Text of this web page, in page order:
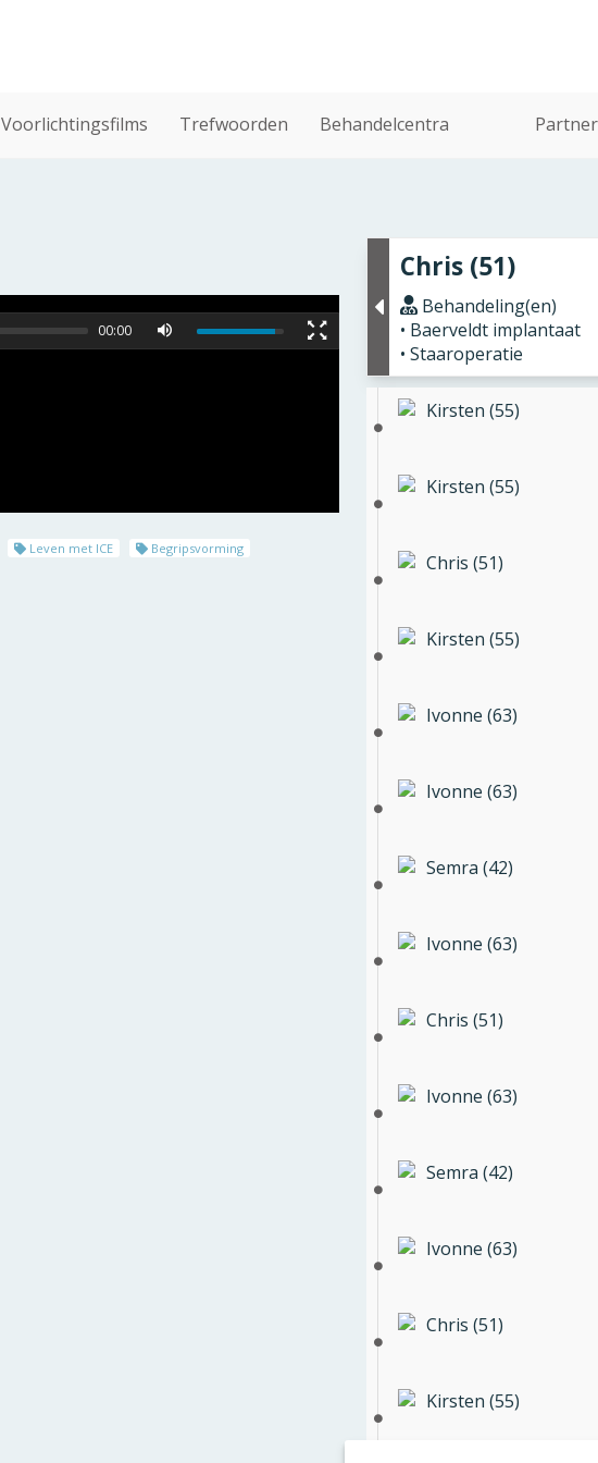
Voorlichtingsfilms Trefwoorden Behandelcentra
00:00
Leven met ICE
Begripsvorming
Chris (51)
Behandeling(en)
• Baerveldt implantaat
• Staaroperatie
Kirsten (55)
Kirsten (55)
Chris (51)
Kirsten (55)
Ivonne (63)
Ivonne (63)
Semra (42)
Ivonne (63)
Chris (51)
Ivonne (63)
Semra (42)
Ivonne (63)
Chris (51)
Kirsten (55)